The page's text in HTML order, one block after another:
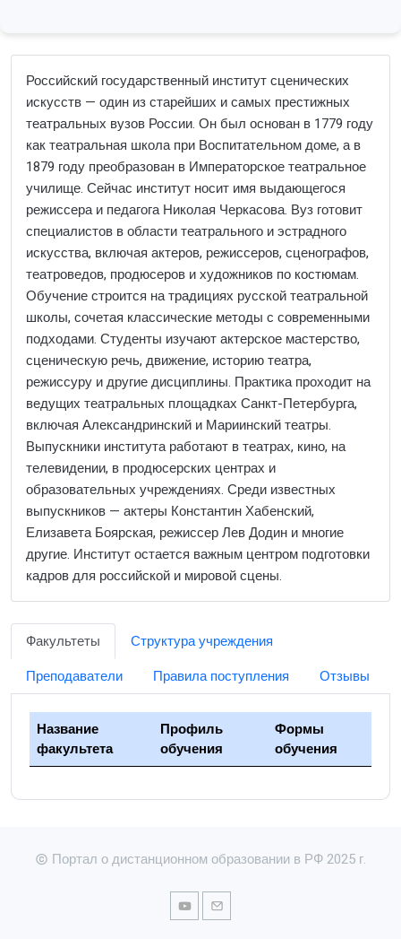
Российский государственный институт сценических
искусств — один из старейших и самых престижных
театральных вузов России. Он был основан в 1779 году
как театральная школа при Воспитательном доме, а в
1879 году преобразован в Императорское театральное
училище. Сейчас институт носит имя выдающегося
режиссера и педагога Николая Черкасова. Вуз готовит
специалистов в области театрального и эстрадного
искусства, включая актеров, режиссеров, сценографов,
театроведов, продюсеров и художников по костюмам.
Обучение строится на традициях русской театральной
школы, сочетая классические методы с современными
подходами. Студенты изучают актерское мастерство,
сценическую речь, движение, историю театра,
режиссуру и другие дисциплины. Практика проходит на
ведущих театральных площадках Санкт-Петербурга,
включая Александринский и Мариинский театры.
Выпускники института работают в театрах, кино, на
телевидении, в продюсерских центрах и
образовательных учреждениях. Среди известных
выпускников — актеры Константин Хабенский,
Елизавета Боярская, режиссер Лев Додин и многие
другие. Институт остается важным центром подготовки
кадров для российской и мировой сцены.
Факультеты
Структура учреждения
Преподаватели
Правила поступления Отзывы
Название
факультета
Профиль
обучения
Формы
обучения
Портал о дистанционном образовании в РФ 2025 г.